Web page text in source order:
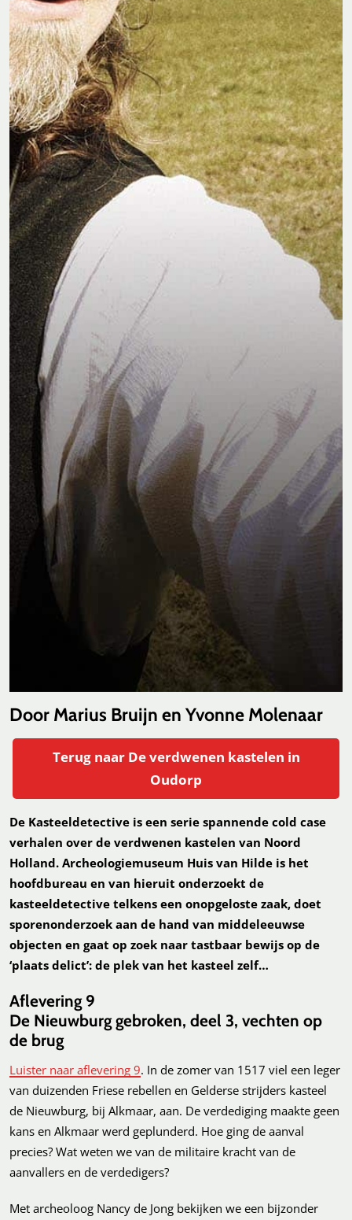
Door Marius Bruijn en Yvonne Molenaar
Terug naar De verdwenen kastelen in
Oudorp
De Kasteeldetective is een serie spannende cold case
verhalen over de verdwenen kastelen van Noord
Holland. Archeologiemuseum Huis van Hilde is het
hoofdbureau en van hieruit onderzoekt de
kasteeldetective telkens een onopgeloste zaak, doet
sporenonderzoek aan de hand van middeleeuwse
objecten en gaat op zoek naar tastbaar bewijs op de
‘plaats delict’: de plek van het kasteel zelf…
Aflevering 9
De Nieuwburg gebroken, deel 3, vechten op
de brug
Luister naar aflevering 9. In de zomer van 1517 viel een leger
van duizenden Friese rebellen en Gelderse strijders kasteel
de Nieuwburg, bij Alkmaar, aan. De verdediging maakte geen
kans en Alkmaar werd geplunderd. Hoe ging de aanval
precies? Wat weten we van de militaire kracht van de
aanvallers en de verdedigers?
Met archeoloog Nancy de Jong bekijken we een bijzonder